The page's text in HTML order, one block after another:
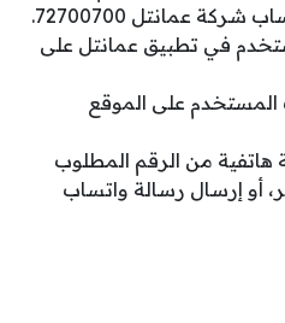
عمانتل 72700700.
في تطبيق عمانتل على
على الموقع
هاتفية من الرقم المطلوب
أو إرسال رسالة واتساب